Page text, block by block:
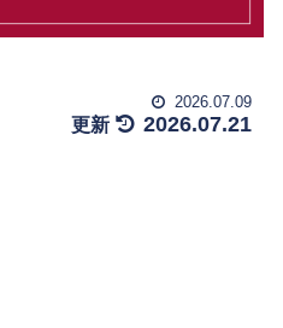
2026.07.09
2026.07.21